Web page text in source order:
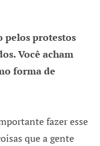
pelos protestos
Você acham
forma de
fazer esse
que a gente